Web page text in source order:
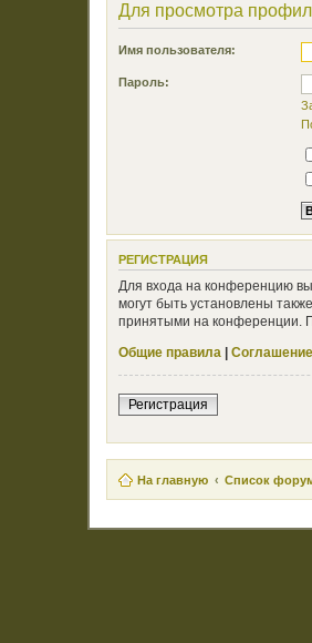
Для просмотра
Имя пользователя:
Пароль:
РЕГИСТРАЦИЯ
Для входа на конференцию
могут быть установлены
принятыми на конференции.
Общие правила |
Регистрация
На главную Список